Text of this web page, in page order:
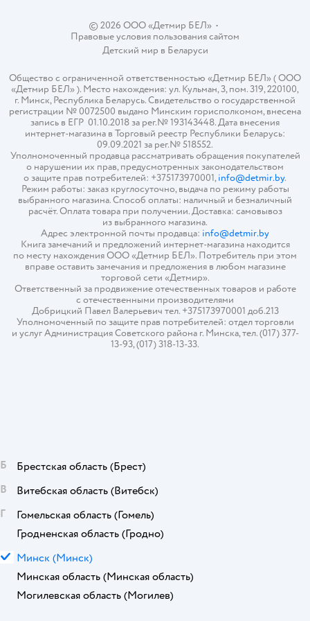
© 2026 ООО «Детмир БЕЛ»•
Правовые условия пользования сайтом
Детский мир в Беларуси
Общество с ограниченной ответственностью «Детмир БЕЛ» ( ООО
«Детмир БЕЛ» ). Место нахождения: ул. Кульман, 3, пом. 319, 220100,
г. Минск, Республика Беларусь. Свидетельство о государственной
регистрации № 0072500 выдано Минским горисполкомом, внесена
запись в ЕГР 01.10.2018 за рег.№ 193143448. Дата внесения
интернет-магазина в Торговый реестр Республики Беларусь:
09.09.2021 за рег.№ 518552.
Уполномоченный продавца рассматривать обращения покупателей
о нарушении их прав, предусмотренных законодательством
о защите прав потребителей: +375173970001,info@detmir.by.
Режим работы: заказ круглосуточно, выдача по режиму работы
выбранного магазина. Способ оплаты: наличный и безналичный
расчёт. Оплата товара при получении. Доставка: самовывоз
из выбранного магазина.
Адрес электронной почты продавца: info@detmir.by
Книга замечаний и предложений интернет-магазина находится
по месту нахождения ООО «Детмир БЕЛ». Потребитель при этом
вправе оставить замечания и предложения в любом магазине
торговой сети «Детмир».
Ответственный за продвижение отечественных товаров и работе
с отечественными производителями
Добрицкий Павел Валерьевич тел. +375173970001 доб.213
Уполномоченный по защите прав потребителей: отдел торговли
и услуг Администрация Советского района г. Минска, тел. (017) 377-
13-93, (017) 318-13-33.
Б Брестская область (Брест)
В
Витебская область (Витебск)
Г
Гомельская область (Гомель)
Гродненская область (Гродно)
М Минск (Минск)
Минская область (Минская область)
Могилевская область (Могилев)